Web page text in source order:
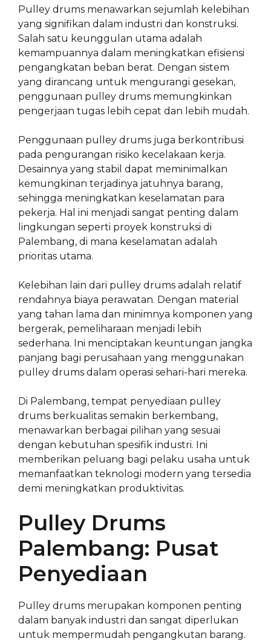
Pulley drums menawarkan sejumlah kelebihan
yang signifikan dalam industri dan konstruksi.
Salah satu keunggulan utama adalah
kemampuannya dalam meningkatkan efisiensi
pengangkatan beban berat. Dengan sistem
yang dirancang untuk mengurangi gesekan,
penggunaan pulley drums memungkinkan
pengerjaan tugas lebih cepat dan lebih mudah.
Penggunaan pulley drums juga berkontribusi
pada pengurangan risiko kecelakaan kerja.
Desainnya yang stabil dapat meminimalkan
kemungkinan terjadinya jatuhnya barang,
sehingga meningkatkan keselamatan para
pekerja. Hal ini menjadi sangat penting dalam
lingkungan seperti proyek konstruksi di
Palembang, di mana keselamatan adalah
prioritas utama.
Kelebihan lain dari pulley drums adalah relatif
rendahnya biaya perawatan. Dengan material
yang tahan lama dan minimnya komponen yang
bergerak, pemeliharaan menjadi lebih
sederhana. Ini menciptakan keuntungan jangka
panjang bagi perusahaan yang menggunakan
pulley drums dalam operasi sehari-hari mereka.
Di Palembang, tempat penyediaan pulley
drums berkualitas semakin berkembang,
menawarkan berbagai pilihan yang sesuai
dengan kebutuhan spesifik industri. Ini
memberikan peluang bagi pelaku usaha untuk
memanfaatkan teknologi modern yang tersedia
demi meningkatkan produktivitas.
Pulley Drums
Palembang: Pusat
Penyediaan
Pulley drums merupakan komponen penting
dalam banyak industri dan sangat diperlukan
untuk mempermudah pengangkutan barang.